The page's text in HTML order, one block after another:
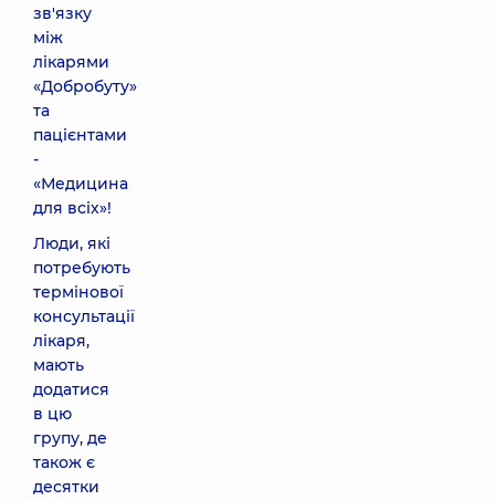
зв'язку
між
лікарями
«Добробуту»
та
пацієнтами
-
«Медицина
для всіх»!
Люди, які
потребують
термінової
консультації
лікаря,
мають
додатися
в цю
групу, де
також є
десятки